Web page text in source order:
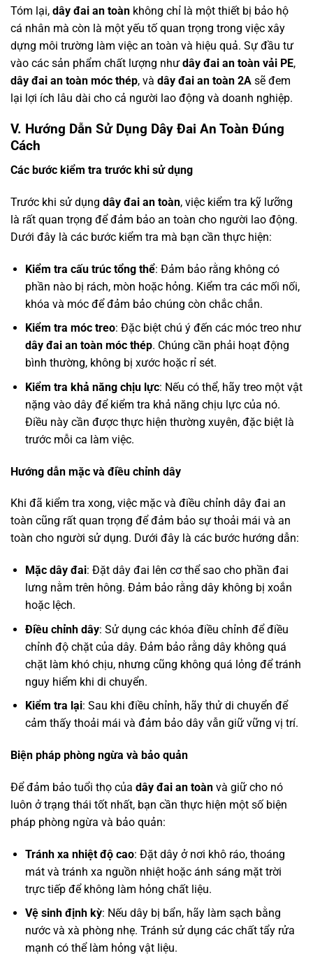
Tóm lại, dây đai an toàn không chỉ là một thiết bị bảo hộ
cá nhân mà còn là một yếu tố quan trọng trong việc xây
dựng môi trường làm việc an toàn và hiệu quả. Sự đầu tư
vào các sản phẩm chất lượng như dây đai an toàn vải PE,
dây đai an toàn móc thép, và dây đai an toàn 2A sẽ đem
lại lợi ích lâu dài cho cả người lao động và doanh nghiệp.
V. Hướng Dẫn Sử Dụng Dây Đai An Toàn Đúng
Cách
Các bước kiểm tra trước khi sử dụng
Trước khi sử dụng dây đai an toàn, việc kiểm tra kỹ lưỡng
là rất quan trọng để đảm bảo an toàn cho người lao động.
Dưới đây là các bước kiểm tra mà bạn cần thực hiện:
Kiểm tra cấu trúc tổng thể: Đảm bảo rằng không có
phần nào bị rách, mòn hoặc hỏng. Kiểm tra các mối nối,
khóa và móc để đảm bảo chúng còn chắc chắn.
Kiểm tra móc treo: Đặc biệt chú ý đến các móc treo như
dây đai an toàn móc thép. Chúng cần phải hoạt động
bình thường, không bị xước hoặc rỉ sét.
Kiểm tra khả năng chịu lực: Nếu có thể, hãy treo một vật
nặng vào dây để kiểm tra khả năng chịu lực của nó.
Điều này cần được thực hiện thường xuyên, đặc biệt là
trước mỗi ca làm việc.
Hướng dẫn mặc và điều chỉnh dây
Khi đã kiểm tra xong, việc mặc và điều chỉnh dây đai an
toàn cũng rất quan trọng để đảm bảo sự thoải mái và an
toàn cho người sử dụng. Dưới đây là các bước hướng dẫn:
Mặc dây đai: Đặt dây đai lên cơ thể sao cho phần đai
lưng nằm trên hông. Đảm bảo rằng dây không bị xoắn
hoặc lệch.
Điều chỉnh dây: Sử dụng các khóa điều chỉnh để điều
chỉnh độ chặt của dây. Đảm bảo rằng dây không quá
chặt làm khó chịu, nhưng cũng không quá lỏng để tránh
nguy hiểm khi di chuyển.
Kiểm tra lại: Sau khi điều chỉnh, hãy thử di chuyển để
cảm thấy thoải mái và đảm bảo dây vẫn giữ vững vị trí.
Biện pháp phòng ngừa và bảo quản
Để đảm bảo tuổi thọ của dây đai an toàn và giữ cho nó
luôn ở trạng thái tốt nhất, bạn cần thực hiện một số biện
pháp phòng ngừa và bảo quản:
Tránh xa nhiệt độ cao: Đặt dây ở nơi khô ráo, thoáng
mát và tránh xa nguồn nhiệt hoặc ánh sáng mặt trời
trực tiếp để không làm hỏng chất liệu.
Vệ sinh định kỳ: Nếu dây bị bẩn, hãy làm sạch bằng
nước và xà phòng nhẹ. Tránh sử dụng các chất tẩy rửa
mạnh có thể làm hỏng vật liệu.